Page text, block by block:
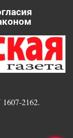
1607-2162.